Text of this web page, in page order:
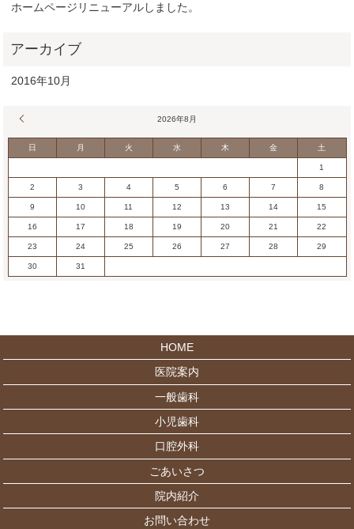
ホームページリニューアルしました。
2016年10月
2026年8月
日 月 火 水 木 金 土
1
2 3 4 5 6 7 8
9 10 11 12 13 14 15
16 17 18 19 20 21 22
23 24 25 26 27 28 29
30 31
HOME
医院案内
一般歯科
小児歯科
口腔外科
ごあいさつ
院内紹介
お問い合わせ